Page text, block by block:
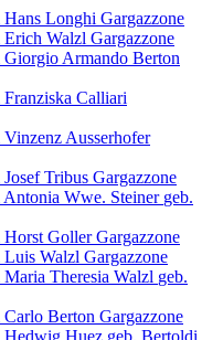
Hans Longhi Gargazzone
Erich Walzl Gargazzone
Giorgio Armando Berton
Franziska Calliari
Vinzenz Ausserhofer
Josef Tribus Gargazzone
Antonia Wwe. Steiner geb.
Horst GollerGargazzone
Luis Walzl Gargazzone
Maria Theresia Walzl geb.
Carlo Berton Gargazzone
Hedwig Huez geb. Bertoldi